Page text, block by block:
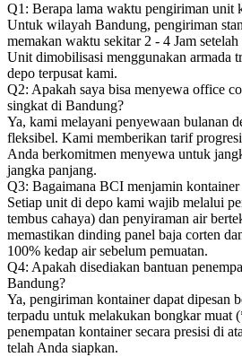
Q1: Berapa lama waktu pengiriman unit
Untuk wilayah Bandung, pengiriman
memakan waktu sekitar 2 - 4 Jam setelah
Unit dimobilisasi menggunakan armada
depo terpusat kami.
Q2: Apakah saya bisa menyewa office
singkat di Bandung?
Ya, kami melayani penyewaan bulanan
fleksibel. Kami memberikan tarif
Anda berkomitmen menyewa untuk
jangka panjang.
Q3: Bagaimana BCI menjamin
Setiap unit di depo kami wajib melalui
tembus cahaya) dan penyiraman air
memastikan dinding panel baja corten
100% kedap air sebelum pemuatan.
Q4: Apakah disediakan bantuan
Bandung?
Ya, pengiriman kontainer dapat dipesan
terpadu untuk melakukan bongkar muat
penempatan kontainer secara presisi di
telah Anda siapkan.